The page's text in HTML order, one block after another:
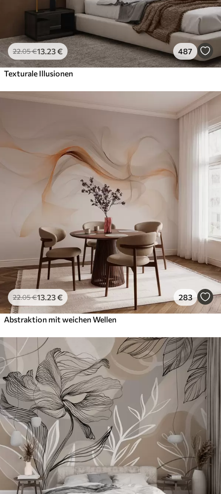
22.05€13 .23€ 487
Texturale Illusionen
22.05€13 .23€ 283
Abstraktion mit weichen Wellen